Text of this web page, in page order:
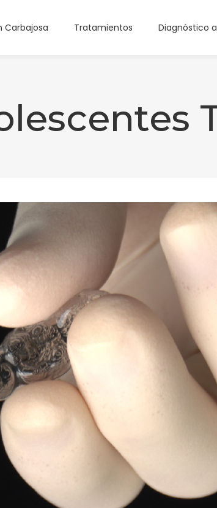
Carbajosa Tratamientos Diagnóstico